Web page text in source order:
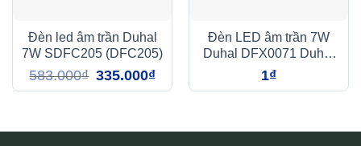
Đèn led âm trần Duhal
7W SDFC205 (DFC205)
583.000₫ Giá
gốc
là:
335.000₫Giá
tại
Đèn LED âm trần 7W
Duhal DFX0071 Duhal
tán quang
1₫